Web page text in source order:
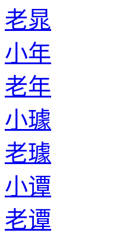
老晁
小年
老年
小璩
老璩
小谭
老谭